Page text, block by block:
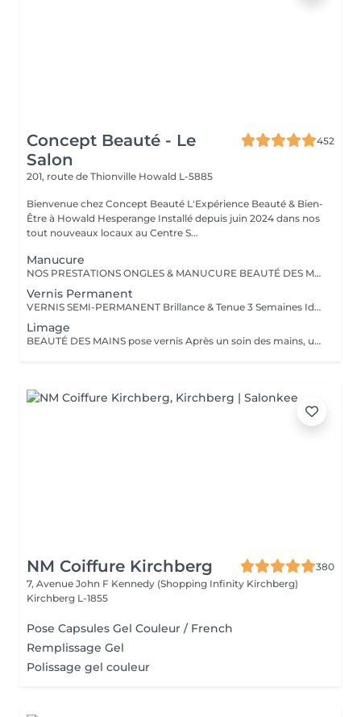
Concept Beauté - Le
Salon
452
201, route de Thionville Howald L-5885
Bienvenue chez Concept Beauté L'Expérience Beauté & Bien-
Être à Howald Hesperange Installé depuis juin 2024 dans nos
tout nouveaux locaux au Centre S...
Manucure
NOS PRESTATIONS ONGLES & MANUCURE BEAUTÉ DES MAINS Manucure & Soin Nourrissant Offrez à vos mains un soin complet avec une manucure experte comprenant : Limage et mise en forme des ongles Soins des cuticules pour un contour net Massage nourrissant avec des soins hydratants ProNails En supplément : Application d'un vernis Longwear ou semi-permanent (en option) Une pause bien-être idéale pour retrouver des mains soignées et élégantes. OPTIONS À LA CARTE Personnalisez votre soin ! Selon vos envies, vous pouvez compléter votre manucure avec : Pose de vernis Longwear Pour une touche de couleur élégante Vernis semi-permanent Tenue parfaite jusqu'à 3 semaines Soin Spa Complet des mains Exfoliation, masque nourrissant et massage profond pour une détente absolue Offrez à vos mains un soin sur-mesure, réalisé par nos professionnelles expertes ! Notre équipe est composée d'expertes hautement qualifiées, dont certaines sont formatrices en onglerie dans notre centre Concept Beauté Distribution. Nous maîtrisons les dernières tendances et techniques pour garantir des prestations d'exception. Besoin d'un conseil personnalisé ? Nous sommes là pour vous guider vers la meilleure option selon votre type d'ongles et votre style de vie. Offrez à vos mains et à vos pieds l'expertise qu'ils méritent avec ProNails et notre équipe d'expertes !
Vernis Permanent
VERNIS SEMI-PERMANENT Brillance & Tenue 3 Semaines Idéal pour celles qui veulent une manucure impeccable sans abîmer leurs ongles naturels, le vernis semi-permanent ProNails assure une brillance éclatante et une tenue longue durée. Pourquoi choisir le semi-permanent ? Séchage immédiat sous lampe LED Jusqu'à 3 semaines de tenue sans s'écailler Large choix de couleurs tendances Dépose rapide et en douceur Disponible pour les mains & les pieds pour une mise en beauté complète. ONGLES PARFAITS AVEC PRONAILS EXPERTISE & QUALITÉ PROFESSIONNELLE Dans notre institut, nous vous offrons un service onglerie haut de gamme, réalisé avec les produits de la marque ProNails, reconnue pour sa qualité et sa tenue exceptionnelle. Nos expertes en onglerie, dont certaines sont également formatrices en prothésie ongulaire dans notre centre de formation Concept Beauté Distribution, sauront vous conseiller et sublimer vos ongles avec professionnalisme.
Limage
BEAUTÉ DES MAINS pose vernis Après un soin des mains, une pose vernis : Limage et mise en forme des ongles Application d'un vernis Longwear ProNails longue tenue ou semi-permanent (en option) Une pause bien-être idéale pour retrouver des mains soignées et élégantes.
NM Coiffure Kirchberg
380
7, Avenue John F Kennedy (Shopping Infinity Kirchberg)
Kirchberg L-1855
Pose Capsules Gel Couleur / French
Remplissage Gel
Polissage gel couleur